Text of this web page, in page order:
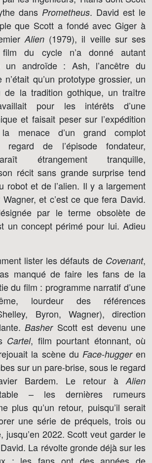
dans Prometheus. David est le
que Scott a fondé avec Giger à
Alien(1979), il veille sur ses
du cycle n’a donné autant
un androïde : Ash, l’ancêtre du
qu’un prototype grossier, un
de la tradition gothique, un traître
pour les intérêts d’une
et faisait peser sur l’expédition
menace d’un grand complot
regard de l’épisode fondateur,
étrangement tranquille,
récit sans grande surprise tend
robot et de l’alien. Il y a largement
et c’est ce que fera David.
par le terme obsolète de
un concept périmé pour lui. Adieu
lister les défauts de Covenant,
manqué de faire les fans de la
du film : programme narratif d’une
lourdeur des références
Byron, Wagner), direction
BasherScott est devenu une
Cartel, film pourtant étonnant, où
la scène du Face-huggeren
sur un pare-brise, sous le regard
Bardem. Le retour à Alien
– les dernières rumeurs
plus qu’un retour, puisqu’il serait
une série de préquels, trois ou
jusqu’en 2022. Scott veut garder le
La révolte gronde déjà sur les